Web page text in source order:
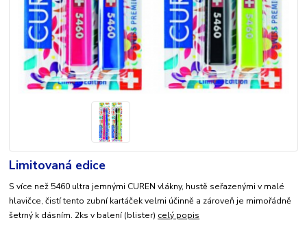
Limitovaná edice
S více než 5460 ultra jemnými CUREN vlákny, hustě seřazenými v malé
hlavičce, čistí tento zubní kartáček velmi účinně a zároveň je mimořádně
šetrný k dásním. 2ks v balení (blister) celý popis